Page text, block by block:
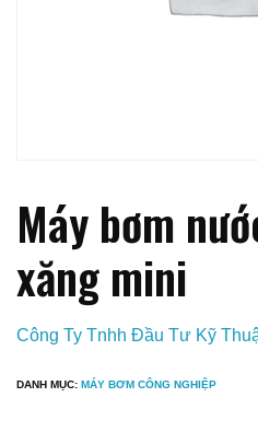
Máy bơm
xăng mini
Công Ty Tnhh Đầu Tư Kỹ
DANH MỤC: MÁY BƠM CÔNG NGHIỆP